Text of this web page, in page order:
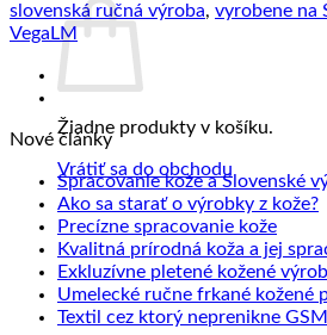
Žiadne produkty v košíku.
Vrátiť sa do obchodu
slovenská ručná výroba, vyrobene na
VegaLM
Nové články
Spracovanie kože a Slovenské
Ako sa starať o výrobky z kože?
Precízne spracovanie kožeŽiadne
na
Kvalitná prírodná koža a jej
Exkluzívne pletené kožené
Umelecké ručne frkané kožené
Textil cez ktorý neprenikne GSM